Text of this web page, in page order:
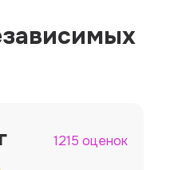
1215 оценок